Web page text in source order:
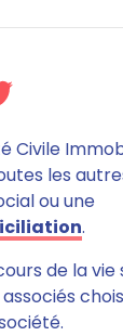
Civile
les
ou une
.
de la vie